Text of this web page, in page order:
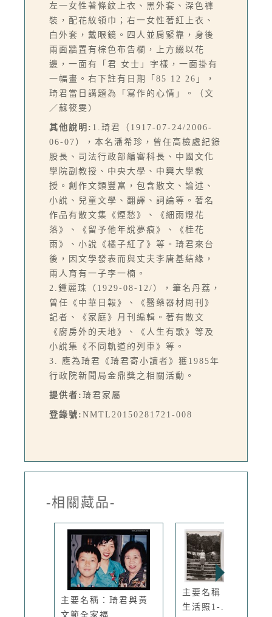
左一女性著條紋上衣、黑外套、深色褲
裝，配花紋領巾；右一女性著紅上衣、
白外套，戴眼鏡。四人並肩緊靠，身後
兩面牆置有棕色布告欄，上方綴以花
邊，一面有「君 女士」字樣，一面掛有
一幅畫。右下註有日期「85 12 26」，
琦君當日講題為「寫作的心情」。（文
／蘇筱雯）
其他說明: 1.琦君（1917-07-24/2006-
06-07），本名潘希珍，曾任高檢處紀錄
股長、司法行政部編審科長、中國文化
學院副教授、中央大學、中興大學教
授。創作文類豐富，包含散文、論述、
小說、兒童文學、翻譯、詞論等。著名
作品有散文集《煙愁》、《細雨燈花
落》、《留予他年說夢痕》、《桂花
雨》、小說《橘子紅了》等。琦君來台
後，因文學發表而與丈夫李唐基結緣，
兩人育有一子李一楠。
2.鍾麗珠（1929-08-12/），筆名丹荔，
曾任《中華日報》、《醫藥器材周刊》
記者、《家庭》月刊編輯。著有散文
《廚房外的天地》、《人生有歌》等及
小說集《不同軌道的列車》等。
3. 應為琦君《琦君寄小讀者》獲1985年
行政院新聞局金鼎獎之相關活動。
提供者: 琦君家屬
登錄號: NMTL20150281721-008
-相關藏品-
主要名稱：琦君與黃
文範全家福...
主要名稱：琦君個人
生活照1-...